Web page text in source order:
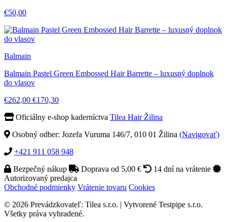
€50,00
Balmain
Balmain Pastel Green Embossed Hair Barrette – luxusný doplnok
do vlasov
€262,00 €170,30
Oficiálny e-shop kaderníctva Tilea Hair Žilina
Osobný odber: Jozefa Vuruma 146/7, 010 01 Žilina (Navigovať)
+421 911 058 948
Bezpečný nákup
Doprava od 5,00 €
14 dní na vrátenie
Autorizovaný predajca
Obchodné podmienky Vrátenie tovaru Cookies
© 2026 Prevádzkovateľ: Tilea s.r.o. | Vytvorené Testpipe s.r.o.
Všetky práva vyhradené.